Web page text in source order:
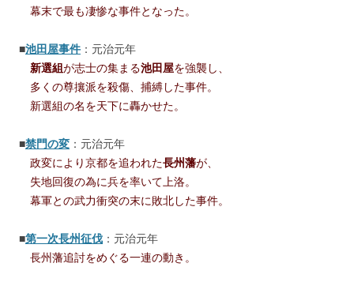
幕末で最も凄惨な事件となった。
■池田屋事件 ：元治元年
新選組が志士の集まる池田屋を強襲し、
多くの尊攘派を殺傷、捕縛した事件。
新選組の名を天下に轟かせた。
■禁門の変 ：元治元年
政変により京都を追われた長州藩が、
失地回復の為に兵を率いて上洛。
幕軍との武力衝突の末に敗北した事件。
■第一次長州征伐 ：元治元年
長州藩追討をめぐる一連の動き。